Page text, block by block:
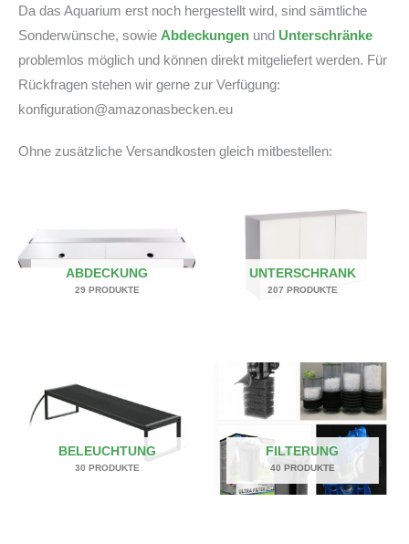
Da das Aquarium erst noch hergestellt wird, sind sämtliche
Sonderwünsche, sowie Abdeckungen und Unterschränke
problemlos möglich und können direkt mitgeliefert werden. Für
Rückfragen stehen wir gerne zur Verfügung:
konfiguration@amazonasbecken.eu
Ohne zusätzliche Versandkosten gleich mitbestellen:
ABDECKUNG
29 PRODUKTE
UNTERSCHRANK
207 PRODUKTE
BELEUCHTUNG
30 PRODUKTE
FILTERUNG
40 PRODUKTE